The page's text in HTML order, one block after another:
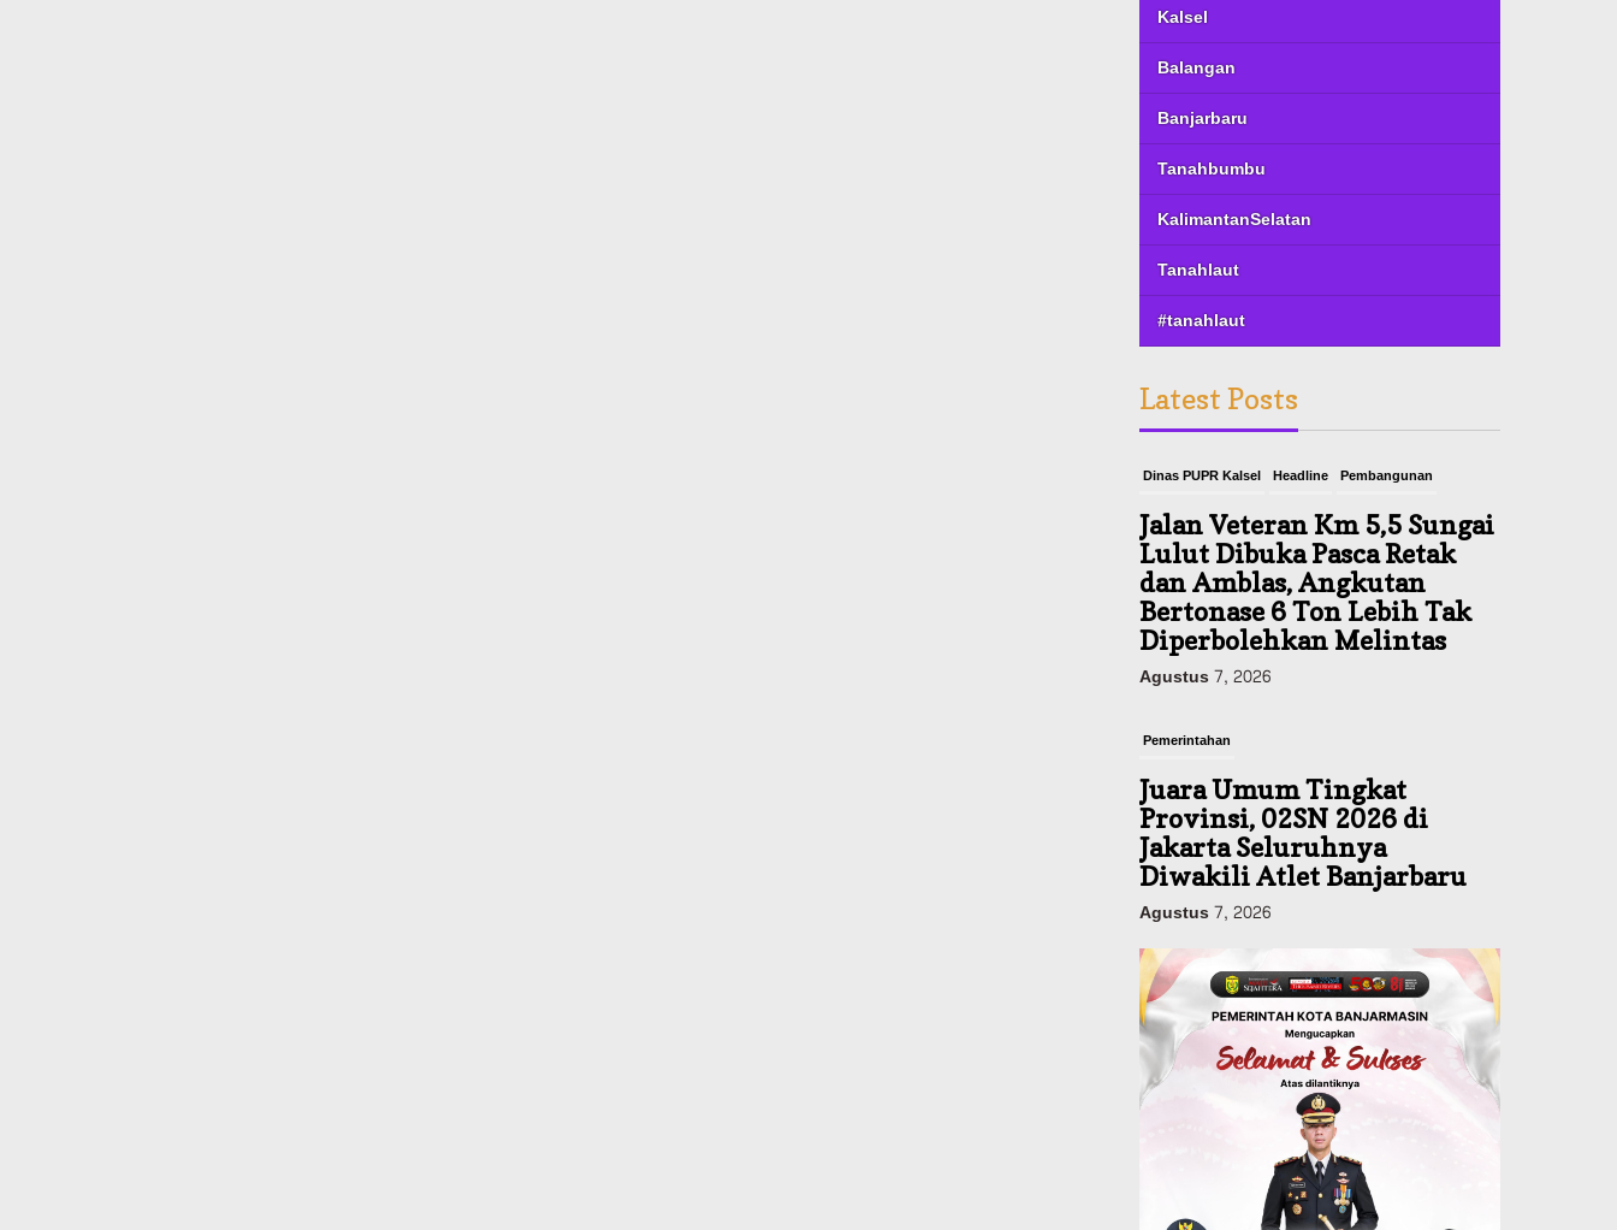
Kalsel
Balangan
Banjarbaru
Tanahbumbu
KalimantanSelatan
Tanahlaut
#tanahlaut
Latest Posts
Dinas PUPR Kalsel Headline Pembangunan
Jalan Veteran Km 5,5 Sungai
Lulut Dibuka Pasca Retak
dan Amblas, Angkutan
Bertonase 6 Ton Lebih Tak
Diperbolehkan Melintas
Agustus 7, 2026
Pemerintahan
Juara Umum Tingkat
Provinsi, 02SN 2026 di
Jakarta Seluruhnya
Diwakili Atlet Banjarbaru
Agustus 7, 2026
Headline Investasi & Keuangan
KUA-PPAS 2027 Banjarbaru
Defisit 170 Miliar,
Pendapatan 1,2 Triliun
Belanja 1,37 Triliun, Tutup
Kekurangan dari SiLPA
Agustus 7, 2026